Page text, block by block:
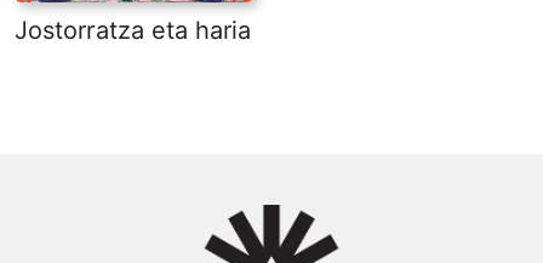
Jostorratza eta haria